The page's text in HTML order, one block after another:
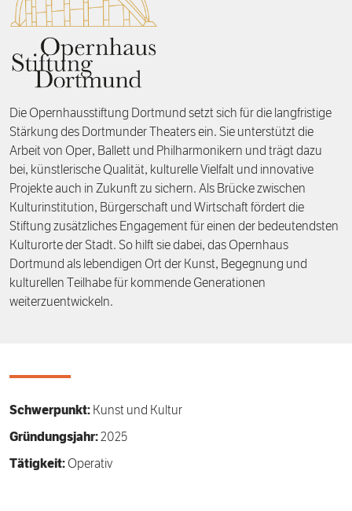
Förderpreis
Rückblick auf Stiftungstage
Finanzierung
Zustiften und Spenden
Freiwillige
Die Opernhausstiftung Dortmund setzt sich für die langfristige
Stärkung des Dortmunder Theaters ein. Sie unterstützt die
Arbeit von Oper, Ballett und Philharmonikern und trägt dazu
bei, künstlerische Qualität, kulturelle Vielfalt und innovative
Projekte auch in Zukunft zu sichern. Als Brücke zwischen
Kulturinstitution, Bürgerschaft und Wirtschaft fördert die
Stiftung zusätzliches Engagement für einen der bedeutendsten
Kulturorte der Stadt. So hilft sie dabei, das Opernhaus
Dortmund als lebendigen Ort der Kunst, Begegnung und
kulturellen Teilhabe für kommende Generationen
weiterzuentwickeln.
Schwerpunkt: Kunst und Kultur
Gründungsjahr:2025
Tätigkeit: Operativ